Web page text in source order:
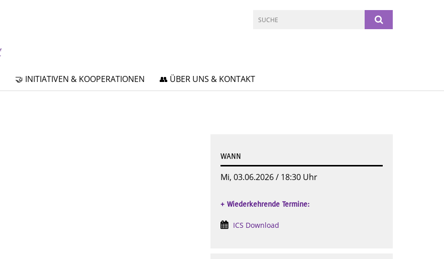
🤝 INITIATIVEN & KOOPERATIONEN 👥 ÜBER UNS & KONTAKT
WANN
Mi, 03.06.2026 / 18:30 Uhr
+ Wiederkehrende Termine:
ICS Download